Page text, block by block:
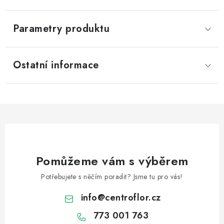
Parametry produktu
Ostatní informace
Pomůžeme vám s výběrem
Potřebujete s něčím poradit? Jsme tu pro vás!
info@centroflor.cz
773 001 763